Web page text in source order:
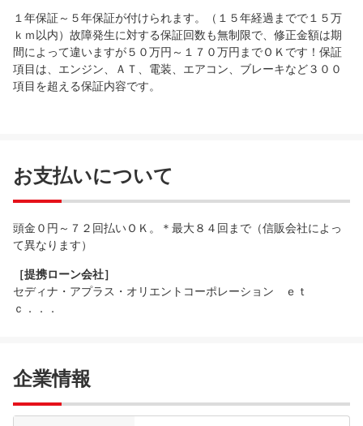
１年保証～５年保証が付けられます。（１５年経過までで１５万
ｋｍ以内）故障発生に対する保証回数も無制限で、修正金額は期
間によって違いますが５０万円～１７０万円までＯＫです！保証
項目は、エンジン、ＡＴ、電装、エアコン、ブレーキなど３００
項目を超える保証内容です。
お支払いについて
頭金０円～７２回払いＯＫ。＊最大８４回まで（信販会社によっ
て異なります）
［提携ローン会社］
セディナ・アプラス・オリエントコーポレーション ｅｔ
ｃ．．．
企業情報